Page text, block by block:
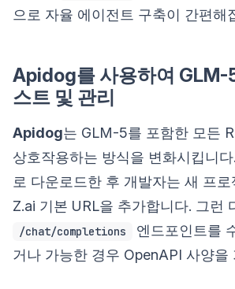
으로 자율 에이전트 구축이 간편해
Apidog를 사용하여 GLM-
스트 및 관리
Apidog는 GLM-5를 포함한 모든
상호작용하는 방식을 변화시킵니
로 다운로드한 후 개발자는 새 프로
Z.ai 기본 URL을 추가합니다. 그런
/chat/completions
엔드포인트를
거나 가능한 경우 OpenAPI 사양을